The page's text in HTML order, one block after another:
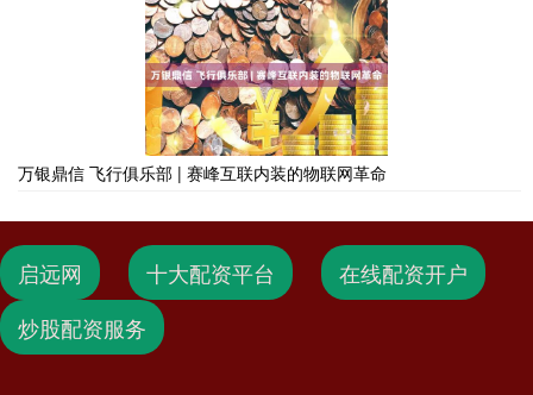
万银鼎信 飞行俱乐部 | 赛峰互联内装的物联网革命
启远网 十大配资平台
在线配资开户
炒股配资服务